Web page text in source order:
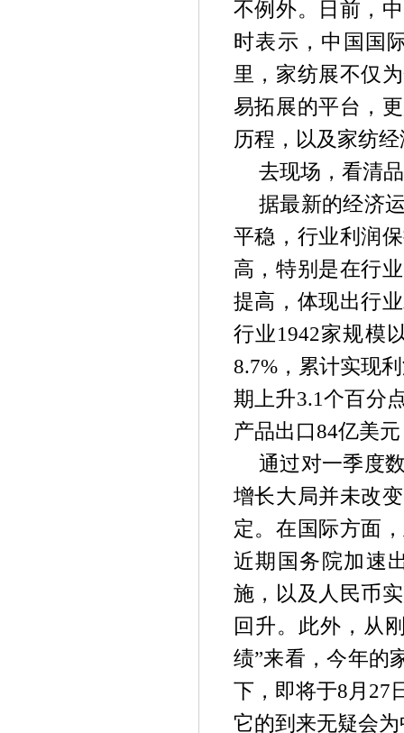
不例外。日前，
时表示，中国国
里，家纺展不仅
易拓展的平台，
历程，以及家纺
去现场，看清
据最新的经济
平稳，行业利润
高，特别是在行
提高，体现出行
行业1942家规模
8.7%，累计实现
期上升3.1个百分
产品出口84亿美
通过对一季度
增长大局并未改
定。在国际方面
近期国务院加速
施，以及人民币
回升。此外，从
绩”来看，今年的
下，即将于8月27
它的到来无疑会